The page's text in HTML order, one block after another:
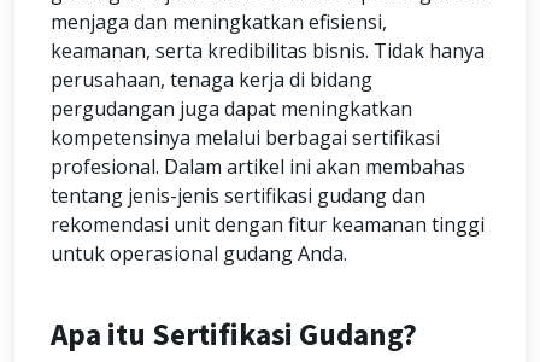
menjaga dan meningkatkan efisiensi,
keamanan, serta kredibilitas bisnis. Tidak hanya
perusahaan, tenaga kerja di bidang
pergudangan juga dapat meningkatkan
kompetensinya melalui berbagai sertifikasi
profesional. Dalam artikel ini akan membahas
tentang jenis-jenis sertifikasi gudang dan
rekomendasi unit dengan fitur keamanan tinggi
untuk operasional gudang Anda.
Apa itu Sertifikasi Gudang?